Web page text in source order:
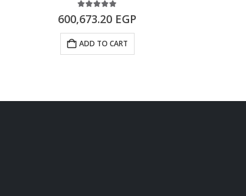
600,673.20 EGP
ADD TO CART